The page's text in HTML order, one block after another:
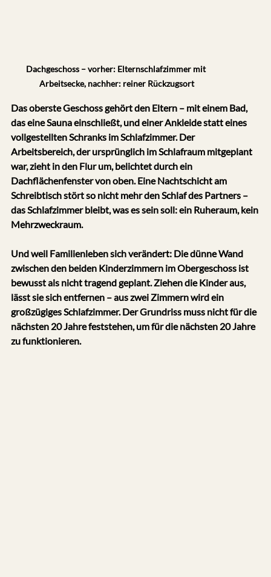
Dachgeschoss – vorher: Elternschlafzimmer mit
Arbeitsecke, nachher: reiner Rückzugsort
Das oberste Geschoss gehört den Eltern – mit einem Bad,
das eine Sauna einschließt, und einer Ankleide statt eines
vollgestellten Schranks im Schlafzimmer. Der
Arbeitsbereich, der ursprünglich im Schlafraum mitgeplant
war, zieht in den Flur um, belichtet durch ein
Dachflächenfenster von oben. Eine Nachtschicht am
Schreibtisch stört so nicht mehr den Schlaf des Partners –
das Schlafzimmer bleibt, was es sein soll: ein Ruheraum, kein
Mehrzweckraum.
Und weil Familienleben sich verändert: Die dünne Wand
zwischen den beiden Kinderzimmern im Obergeschoss ist
bewusst als nicht tragend geplant. Ziehen die Kinder aus,
lässt sie sich entfernen – aus zwei Zimmern wird ein
großzügiges Schlafzimmer. Der Grundriss muss nicht für die
nächsten 20 Jahre feststehen, um für die nächsten 20 Jahre
zu funktionieren.